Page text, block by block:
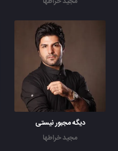
دیگه مجبور نیستی
مجید خراطها